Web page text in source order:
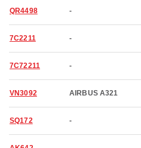
QR4498 -
7C2211 -
7C72211 -
VN3092 AIRBUS A321
SQ172 -